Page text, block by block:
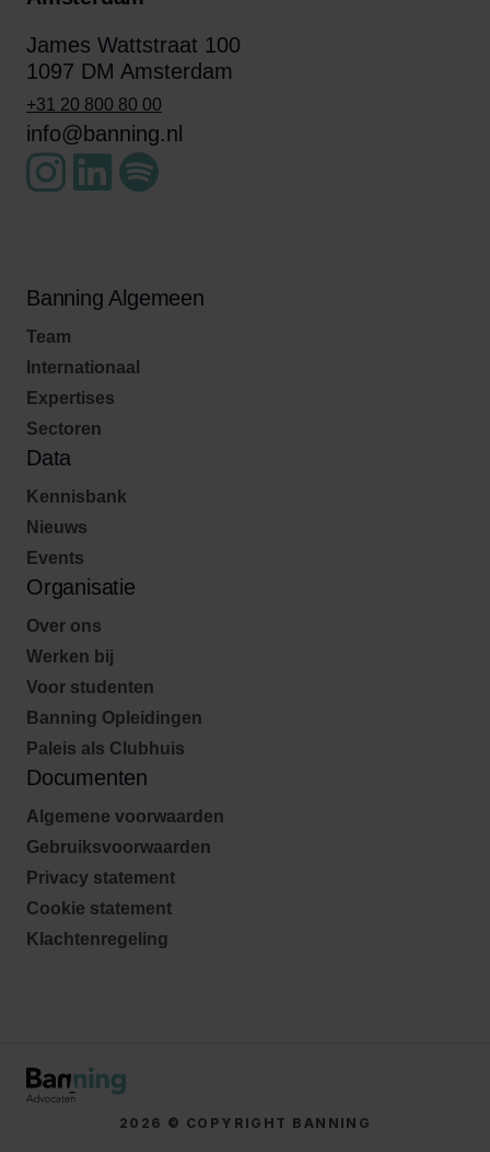
James Wattstraat 100
1097 DM Amsterdam
+31 20 800 80 00
info@banning.nl
Banning Algemeen
Team
Internationaal
Expertises
Sectoren
Data
Kennisbank
Nieuws
Events
Organisatie
Over ons
Werken bij
Voor studenten
Banning Opleidingen
Paleis als Clubhuis
Documenten
Algemene voorwaarden
Gebruiksvoorwaarden
Privacy statement
Cookie statement
Klachtenregeling
2026 © COPYRIGHT BANNING